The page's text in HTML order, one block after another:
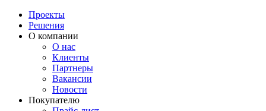
Проекты
Решения
О компании
О нас
Клиенты
Партнеры
Вакансии
Новости
Покупателю